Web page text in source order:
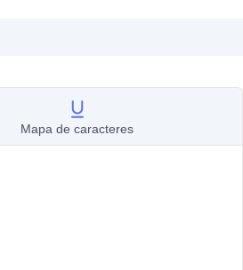
Mapa de caracteres